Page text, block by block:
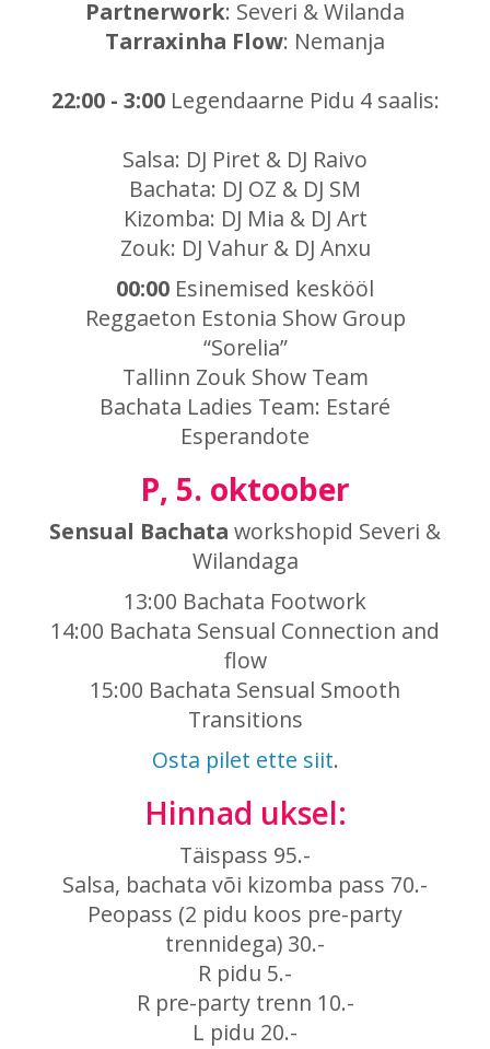
Partnerwork: Severi & Wilanda
Tarraxinha Flow: Nemanja
22:00 - 3:00Legendaarne Pidu 4 saalis:
Salsa: DJ Piret & DJ Raivo
Bachata: DJ OZ & DJ SM
Kizomba: DJ Mia & DJ Art
Zouk: DJ Vahur & DJ Anxu
00:00 Esinemised keskööl
Reggaeton Estonia Show Group
“Sorelia”
Tallinn Zouk Show Team
Bachata Ladies Team: Estaré
Esperandote
P, 5. oktoober
Sensual Bachata workshopid Severi &
Wilandaga
13:00 Bachata Footwork
14:00 Bachata Sensual Connection and
flow
15:00 Bachata Sensual Smooth
Transitions
Osta pilet ette siit.
Hinnad uksel:
Täispass 95.-
Salsa, bachata või kizomba pass 70.-
Peopass (2 pidu koos pre-party
trennidega) 30.-
R pidu 5.-
R pre-party trenn 10.-
L pidu 20.-